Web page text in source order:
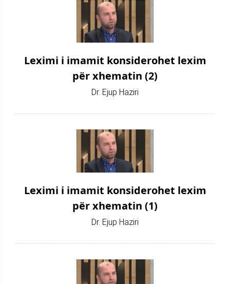
Leximi i imamit konsiderohet lexim
për xhematin (2)
Dr. Ejup Haziri
Leximi i imamit konsiderohet lexim
për xhematin (1)
Dr. Ejup Haziri